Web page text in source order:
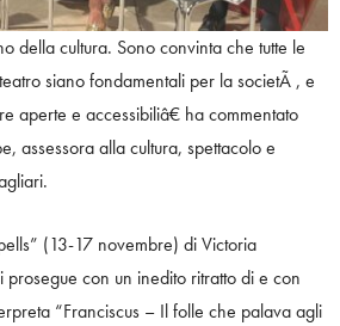
della cultura. Sono convinta che tutte le
siano fondamentali per la societÃ , e
aperte e accessibiliâ€ ha commentato
assessora alla cultura, spettacolo e
(13-17 novembre) di Victoria
con un inedito ritratto di e con
“Franciscus – Il folle che palava agli